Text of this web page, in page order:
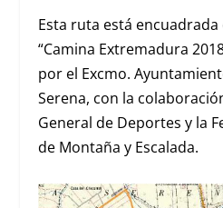
Esta ruta está
“Camina Extremadura
por el Excmo.
Serena, con la
General de Deportes y la
de Montaña y Escalada.